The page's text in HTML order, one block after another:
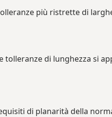
più ristrette di
di lunghezza si
di planarità della